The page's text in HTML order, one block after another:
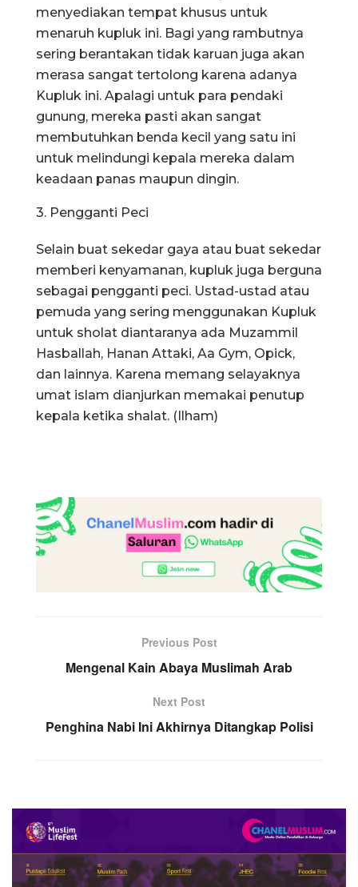
menyediakan tempat khusus untuk
menaruh kupluk ini. Bagi yang rambutnya
sering berantakan tidak karuan juga akan
merasa sangat tertolong karena adanya
Kupluk ini. Apalagi untuk para pendaki
gunung, mereka pasti akan sangat
membutuhkan benda kecil yang satu ini
untuk melindungi kepala mereka dalam
keadaan panas maupun dingin.
3. Pengganti Peci
Selain buat sekedar gaya atau buat sekedar
memberi kenyamanan, kupluk juga berguna
sebagai pengganti peci. Ustad-ustad atau
pemuda yang sering menggunakan Kupluk
untuk sholat diantaranya ada Muzammil
Hasballah, Hanan Attaki, Aa Gym, Opick,
dan lainnya. Karena memang selayaknya
umat islam dianjurkan memakai penutup
kepala ketika shalat. (Ilham)
Previous Post
Mengenal Kain Abaya Muslimah Arab
Next Post
Penghina Nabi Ini Akhirnya Ditangkap Polisi